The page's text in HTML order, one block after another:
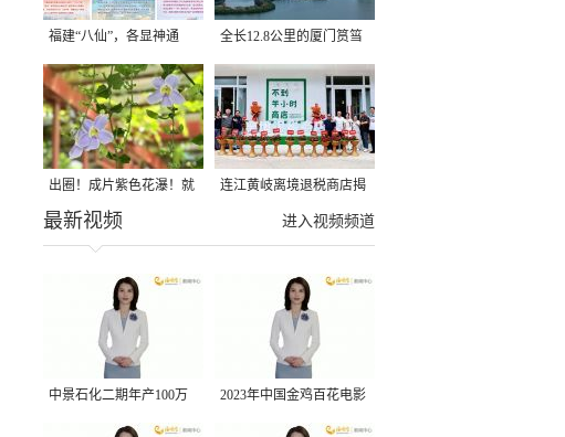
福建“八仙”，各显神通 全长12.8公里的厦门筼筜
湖健身步道全线贯通
出圈！成片紫色花瀑！就
在光明港公园
连江黄岐离境退税商店揭
进入视频频道
最新视频
中景石化二期年产100万
吨丙烷脱氢项目建成中交
2023年中国金鸡百花电影
节有福电影巡展31日启动